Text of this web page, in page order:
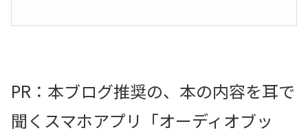
PR：本ブログ推奨の、本の内容を耳で
聞くスマホアプリ「オーディオブッ